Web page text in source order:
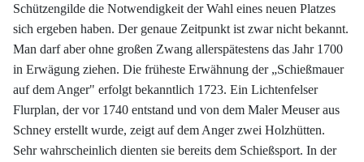
Schützengilde die Notwendigkeit der Wahl eines neuen Platzes
sich ergeben haben. Der genaue Zeitpunkt ist zwar nicht bekannt.
Man darf aber ohne großen Zwang allerspätestens das Jahr 1700
in Erwägung ziehen. Die früheste Erwähnung der „Schießmauer
auf dem Anger" erfolgt bekanntlich 1723. Ein Lichtenfelser
Flurplan, der vor 1740 entstand und von dem Maler Meuser aus
Schney erstellt wurde, zeigt auf dem Anger zwei Holzhütten.
Sehr wahrscheinlich dienten sie bereits dem Schießsport. In der